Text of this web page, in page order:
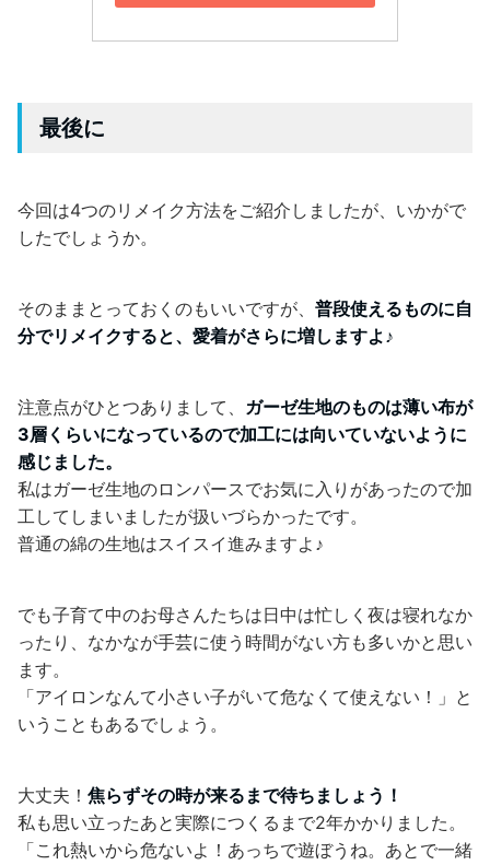
最後に
今回は4つのリメイク方法をご紹介しましたが、いかがで
したでしょうか。
そのままとっておくのもいいですが、 普段使えるものに自
分でリメイクすると、愛着がさらに増しますよ♪
注意点がひとつありまして、 ガーゼ生地のものは薄い布が
3層くらいになっているので加工には向いていないように
感じました。
私はガーゼ生地のロンパースでお気に入りがあったので加
工してしまいましたが扱いづらかったです。
普通の綿の生地はスイスイ進みますよ♪
でも子育て中のお母さんたちは日中は忙しく夜は寝れなか
ったり、なかなが手芸に使う時間がない方も多いかと思い
ます。
「アイロンなんて小さい子がいて危なくて使えない！」と
いうこともあるでしょう。
大丈夫！ 焦らずその時が来るまで待ちましょう！
私も思い立ったあと実際につくるまで2年かかりました。
「これ熱いから危ないよ！あっちで遊ぼうね。あとで一緒